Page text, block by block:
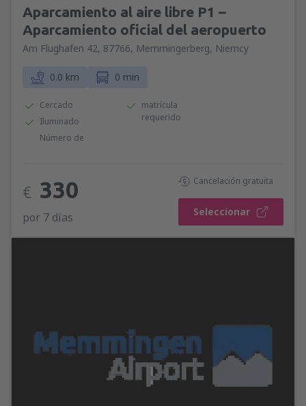
Aparcamiento al aire libre P1 –
Aparcamiento oficial del aeropuerto
Am Flughafen 42, 87766, Memmingerberg, Niemcy
0.0 km 0 min
Cercado
Iluminado
Número de
matrícula
requerido
€ 330
por 7 días Seleccionar
Cancelación gratuita